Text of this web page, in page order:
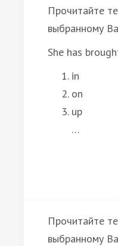
Прочитайте
выбранному
She has
in
on
up
…
Прочитайте
выбранному